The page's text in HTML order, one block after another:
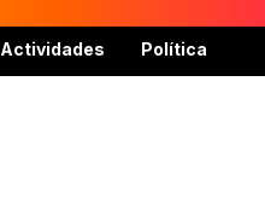
Actividades Política